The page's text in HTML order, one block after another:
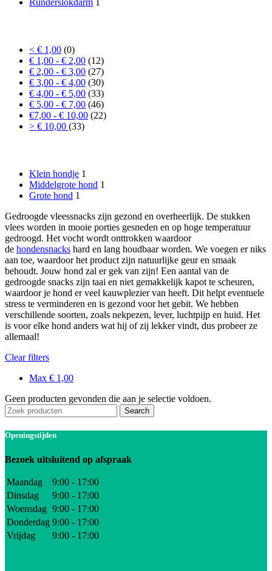
< € 1,00 (0)
€ 1,00 - € 2,00 (12)
€ 2,00 - € 3,00 (27)
€ 3,00 - € 4,00 (30)
€ 4,00 - € 5,00 (33)
€ 5,00 - € 7,00 (46)
€7,00 - € 10,00 (22)
> € 10,00 (33)
Klein hondje 1
Middelgrote hond 1
Grote hond 1
Gedroogde vleessnacks zijn gezond en overheerlijk. De stukken
vlees worden in mooie porties gesneden en op hoge temperatuur
gedroogd. Het vocht wordt onttrokken waardoor
de hondensnacks hard en lang houdbaar worden. We voegen er niks
aan toe, waardoor het product zijn natuurlijke geur en smaak
behoudt. Jouw hond zal er gek van zijn! Een aantal van de
gedroogde snacks zijn taai en niet gemakkelijk kapot te scheuren,
waardoor je hond er veel kauwplezier van heeft. Dit helpt eventuele
stress te verminderen en is gezond voor het gebit. We hebben
verschillende soorten, zoals nekpezen, lever, luchtpijp en huid. Het
is voor elke hond anders wat hij of zij lekker vindt, dus probeer ze
allemaal!
Clear filters
Max € 1,00
Geen producten gevonden die aan je selectie voldoen.
Search
Openingstijden
Bezoek uitsluitend op afspraak
Maandag
9:00 - 17:00
Dinsdag
9:00 - 17:00
Woensdag 9:00 - 17:00
Donderdag 9:00 - 17:00
Vrijdag
9:00 - 17:00